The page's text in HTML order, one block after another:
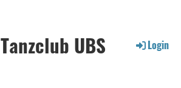
Tanzclub UBS Login